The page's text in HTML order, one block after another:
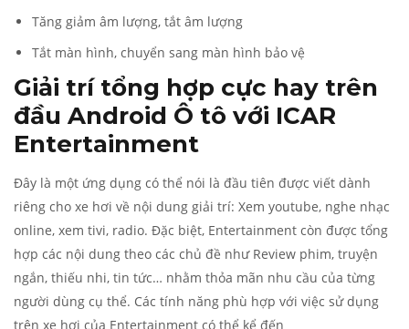
Tăng giảm âm lượng, tắt âm lượng
Tắt màn hình, chuyển sang màn hình bảo vệ
Giải trí tổng hợp cực hay trên
đầu Android Ô tô với ICAR
Entertainment
Đây là một ứng dụng có thể nói là đầu tiên được viết dành
riêng cho xe hơi về nội dung giải trí: Xem youtube, nghe nhạc
online, xem tivi, radio. Đặc biệt, Entertainment còn được tổng
hợp các nội dung theo các chủ đề như Review phim, truyện
ngắn, thiếu nhi, tin tức… nhằm thỏa mãn nhu cầu của từng
người dùng cụ thể. Các tính năng phù hợp với việc sử dụng
trên xe hơi của Entertainment có thể kể đến